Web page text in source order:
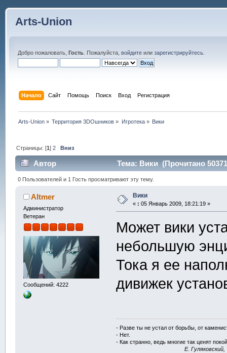
Arts-Union
Добро пожаловать, Гость. Пожалуйста, войдитеили зарегистрируйтесь.
Начало Сайт Помощь Поиск Вход Регистрация
Arts-Union » Территория 3DOшников » Игротека» Вики
Страницы: [1]2 Вниз
Автор Тема: Вики (Прочитано
0 Пользователей и 1 Гость просматривают эту тему.
Altmer
Администратор
Ветеран
Сообщений: 4222
Вики
« : 05 Январь 2009, 18:21:19 »
Может вики
небольшую
Тока я ее
дивижек
- Разве ты не устал от борьбы, от
- Нет.
- Как странно, ведь многие так ценят
E.